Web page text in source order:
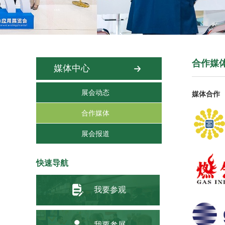
媒体中心
展会动态
合作媒体
展会报道
快速导航
我要参观
合作媒
媒体合作